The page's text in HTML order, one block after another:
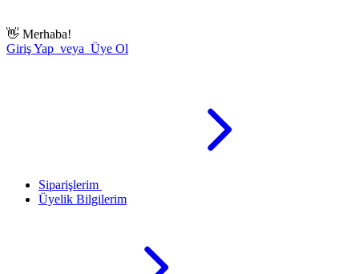
👋 Merhaba!
Giriş Yap veya Üye Ol
Siparişlerim
Üyelik Bilgilerim